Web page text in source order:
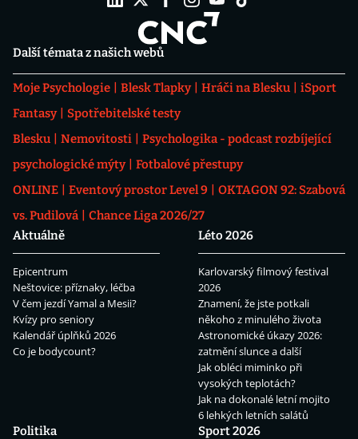
Další témata z našich webů
Moje Psychologie Blesk Tlapky Hráči na Blesku
iSport
Fantasy
Spotřebitelské testy
Blesku
Nemovitosti
Psychologika - podcast rozbíjející
psychologické mýty
Fotbalové přestupy
ONLINE
Eventový prostor Level 9
OKTAGON 92: Szabová
vs. Pudilová
Chance Liga 2026/27
Aktuálně
Epicentrum
Neštovice: příznaky, léčba
V čem jezdí Yamal a Mesii?
Kvízy pro seniory
Kalendář úplňků 2026
Co je bodycount?
Léto 2026
Karlovarský filmový festival
2026
Znamení, že jste potkali
někoho z minulého života
Astronomické úkazy 2026:
zatmění slunce a další
Jak obléci miminko při
vysokých teplotách?
Jak na dokonalé letní mojito
6 lehkých letních salátů
Politika
Sport 2026